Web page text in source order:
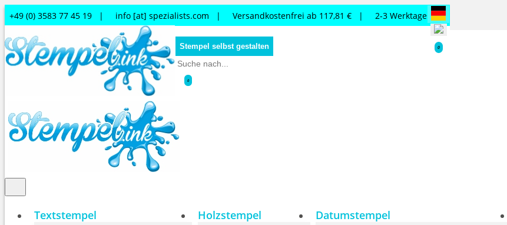
+49 (0) 3583 77 45 19 | info [at] spezialists.com | Versandkostenfrei ab 117,81 € | 2-3 Werktage
0
Stempel selbst gestalten
0
Textstempel Holzstempel Datumstempel